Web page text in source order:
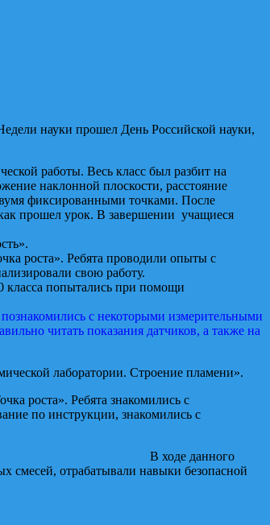
науки прошел День Российской науки,
работы. Весь класс был разбит на
наклонной плоскости, расстояние
фиксированными точками. После
прошел урок. В завершении учащиеся
роста». Ребята проводили опыты с
свою работу.
класса попытались при помощи
с некоторыми измерительными
читать показания датчиков, а также на
лаборатории. Строение пламени».
роста». Ребята знакомились с
по инструкции, знакомились с
В ходе данного
смесей, отрабатывали навыки безопасной